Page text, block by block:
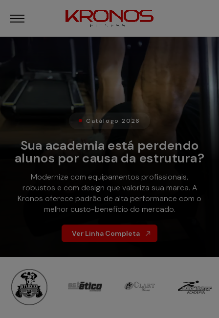
Catálogo 2026
Sua academia está perdendo
alunos por causa da estrutura?
Modernize com equipamentos profissionais,
robustos e com design que valoriza sua marca. A
Kronos oferece padrão de alta performance com o
melhor custo-benefício do mercado.
Ver Linha Completa